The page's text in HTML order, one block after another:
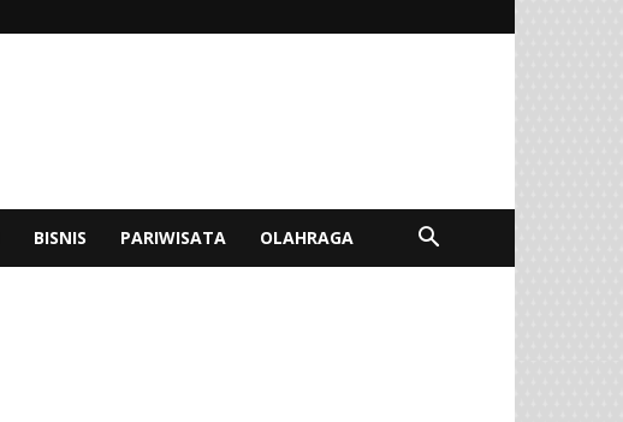
BISNIS PARIWISATA OLAHRAGA